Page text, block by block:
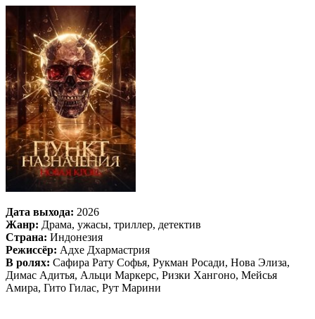
Дата выхода: 2026
Жанр: Драма, ужасы, триллер, детектив
Страна: Индонезия
Режиссёр: Адхе Дхармастрия
В ролях: Сафира Рату Софья, Рукман Росади, Нова Элиза,
Димас Адитья, Альци Маркерс, Ризки Хангоно, Мейсья
Амира, Гито Гилас, Рут Марини